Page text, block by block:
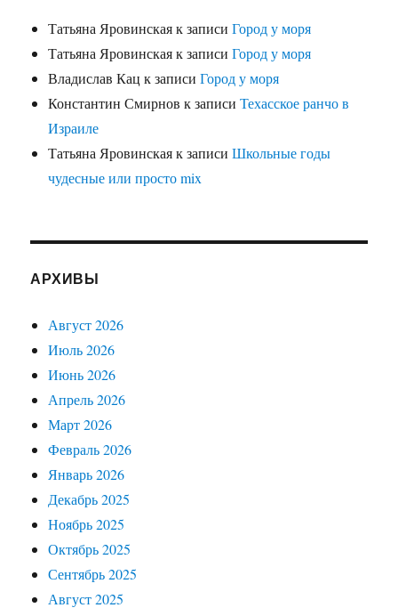
Татьяна Яровинскаяк записиГород у моря
Татьяна Яровинскаяк записиГород у моря
Владислав Кац к записиГород у моря
Константин Смирнов к записиТехасское ранчо в
Израиле
Татьяна Яровинскаяк записиШкольные годы
чудесные или просто mix
АРХИВЫ
Август 2026
Июль 2026
Июнь 2026
Апрель 2026
Март 2026
Февраль 2026
Январь 2026
Декабрь 2025
Ноябрь 2025
Октябрь 2025
Сентябрь 2025
Август 2025